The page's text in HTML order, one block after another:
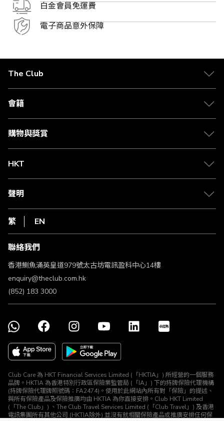
白金會員免運費
電子商品意外保障
The Club
關於 The Club
合作夥伴
媒體中心
會籍
會籍及專屬禮遇
賺取積分
購物與獎賞
物流與配送
Club Shopping 商品領取站
常見問題
HKT
csl.
1010
HKT
聲明
私隱聲明
使用條款
條款及細則
不歧視及不騷擾聲明
認可牌照及通告
繁 EN
聯絡我們
香港鰂魚涌英皇道979號太古坊電訊盈科中心14樓
enquiry@theclub.com.hk
(852) 183 3000
Club Care 為 HKT Financial Services Limited (「HKTIA」) 所經營的一個服務
品牌。HKTIA 為香港特別行政區保險業監管局 (「IA」) 下的持牌保險代理機構
(持牌保險代理牌照號碼：FA2474)。使用於此網站內所有對「保險」的提述、
與所有保險產品及保險推廣均由 HKTIA 為你直接安排。Club HKT Limited
(「The Club」) 、The Club Travel Services Limited (「Club Travel」) 及香港
電訊集團所有其他公司 (HKTIA除外) 並沒有就相關保險產品或推廣安排任何保